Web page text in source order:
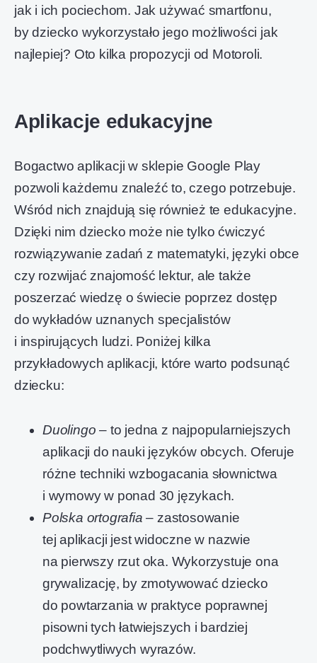
jak i ich pociechom. Jak używać smartfonu,
by dziecko wykorzystało jego możliwości jak
najlepiej? Oto kilka propozycji od Motoroli.
Aplikacje edukacyjne
Bogactwo aplikacji w sklepie Google Play
pozwoli każdemu znaleźć to, czego potrzebuje.
Wśród nich znajdują się również te edukacyjne.
Dzięki nim dziecko może nie tylko ćwiczyć
rozwiązywanie zadań z matematyki, języki obce
czy rozwijać znajomość lektur, ale także
poszerzać wiedzę o świecie poprzez dostęp
do wykładów uznanych specjalistów
i inspirujących ludzi. Poniżej kilka
przykładowych aplikacji, które warto podsunąć
dziecku:
Duolingo – to jedna z najpopularniejszych
aplikacji do nauki języków obcych. Oferuje
różne techniki wzbogacania słownictwa
i wymowy w ponad 30 językach.
Polska ortografia – zastosowanie
tej aplikacji jest widoczne w nazwie
na pierwszy rzut oka. Wykorzystuje ona
grywalizację, by zmotywować dziecko
do powtarzania w praktyce poprawnej
pisowni tych łatwiejszych i bardziej
podchwytliwych wyrazów.